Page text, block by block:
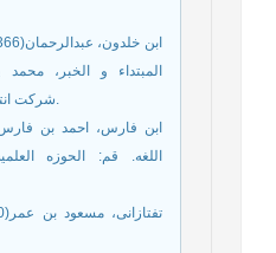
المبتداء و الخبر، محمد
شرکت انتشارات علمی و فرهنگی.
اللغه. قم: الحوزه